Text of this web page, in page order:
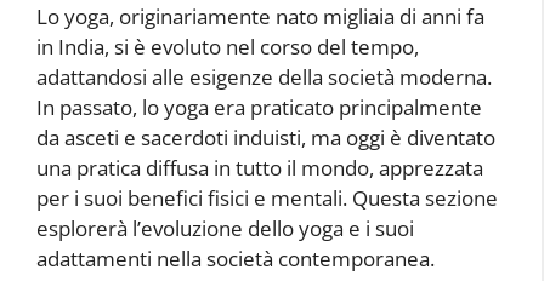
Lo yoga, originariamente nato migliaia di anni fa
in India, si è evoluto nel corso del tempo,
adattandosi alle esigenze della società moderna.
In passato, lo yoga era praticato principalmente
da asceti e sacerdoti induisti, ma oggi è diventato
una pratica diffusa in tutto il mondo, apprezzata
per i suoi benefici fisici e mentali. Questa sezione
esplorerà l’evoluzione dello yoga e i suoi
adattamenti nella società contemporanea.